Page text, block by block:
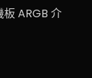
ARGB 介